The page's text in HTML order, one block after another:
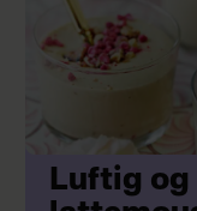
Luftig